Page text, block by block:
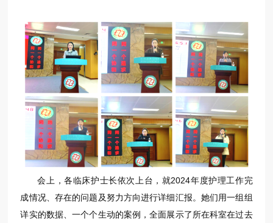
会上，各临床护士长依次上台，就2024年度护理工作完
成情况、存在的问题及努力方向进行详细汇报。她们用一组组
详实的数据、一个个生动的案例，全面展示了所在科室在过去